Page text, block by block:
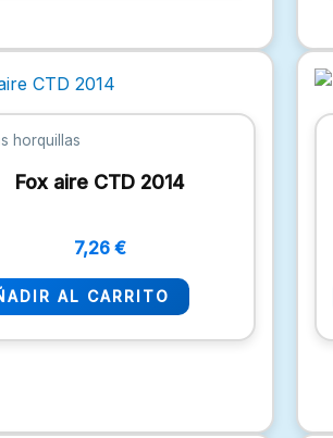
horquillas
Fox aire CTD 2014
7,26 €
AL CARRITO